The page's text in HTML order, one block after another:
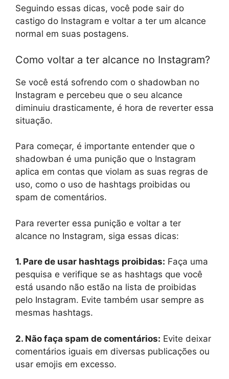
Seguindo essas dicas, você pode sair do
castigo do Instagram e voltar a ter um alcance
normal em suas postagens.
Como voltar a ter alcance no Instagram?
Se você está sofrendo com o shadowban no
Instagram e percebeu que o seu alcance
diminuiu drasticamente, é hora de reverter essa
situação.
Para começar, é importante entender que o
shadowban é uma punição que o Instagram
aplica em contas que violam as suas regras de
uso, como o uso de hashtags proibidas ou
spam de comentários.
Para reverter essa punição e voltar a ter
alcance no Instagram, siga essas dicas:
1. Pare de usar hashtags proibidas: Faça uma
pesquisa e verifique se as hashtags que você
está usando não estão na lista de proibidas
pelo Instagram. Evite também usar sempre as
mesmas hashtags.
2. Não faça spam de comentários: Evite deixar
comentários iguais em diversas publicações ou
usar emojis em excesso.